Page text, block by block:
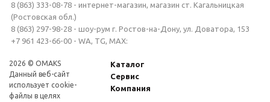
8 (863) 333-08-78 - интернет-магазин, магазин ст. Кагальницкая
(Ростовская обл.)
8 (863) 297-98-28 - шоу-рум г. Ростов-на-Дону, ул. Доватора, 153
+7 961 423-66-00 - WA, TG, MAX:
2026 © OMAKS
Данный веб-сайт
использует cookie-
файлы в целях
Каталог
Сервис
Компания